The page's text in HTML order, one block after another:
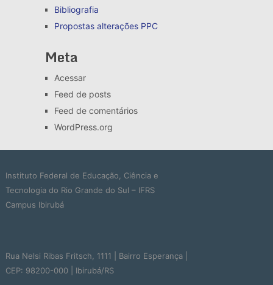
Bibliografia
Propostas alteraçõesPPC
Meta
Acessar
Feed de posts
Feed de comentários
WordPress.org
Instituto Federal de Educação, Ciência e
Tecnologia do Rio Grande do Sul – IFRS
Campus Ibirubá
Rua Nelsi Ribas Fritsch, 1111 | Bairro Esperança |
CEP: 98200-000 | Ibirubá/RS